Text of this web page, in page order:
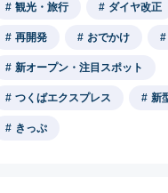
観光・旅行 ダイヤ改正
再開発 おでかけ
新オープン・注目スポット
つくばエクスプレス 新
きっぷ